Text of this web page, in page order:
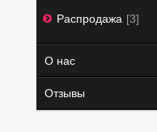
Распродажа 3
О нас
Отзывы